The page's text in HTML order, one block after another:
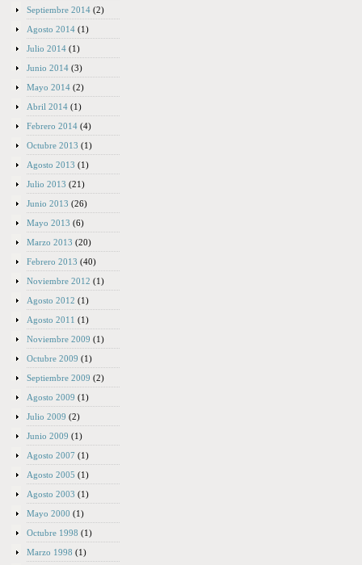
Septiembre 2014 (2)
Agosto 2014 (1)
Julio 2014 (1)
Junio 2014 (3)
Mayo 2014 (2)
Abril 2014 (1)
Febrero 2014 (4)
Octubre 2013 (1)
Agosto 2013 (1)
Julio 2013 (21)
Junio 2013 (26)
Mayo 2013 (6)
Marzo 2013 (20)
Febrero 2013 (40)
Noviembre 2012 (1)
Agosto 2012 (1)
Agosto 2011 (1)
Noviembre 2009 (1)
Octubre 2009 (1)
Septiembre 2009 (2)
Agosto 2009 (1)
Julio 2009 (2)
Junio 2009 (1)
Agosto 2007 (1)
Agosto 2005 (1)
Agosto 2003 (1)
Mayo 2000 (1)
Octubre 1998 (1)
Marzo 1998 (1)